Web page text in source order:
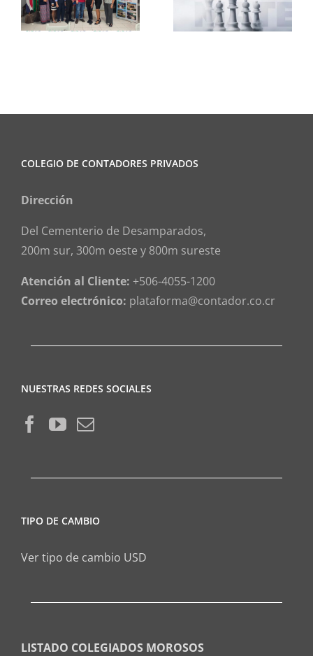
Ajedrez
Informa
COLEGIO DE CONTADORES PRIVADOS
Dirección
Del Cementerio de Desamparados,
200m sur, 300m oeste y 800m sureste
Atención al Cliente: +506-4055-1200
Correo electrónico: plataforma@contador.co.cr
NUESTRAS REDES SOCIALES
TIPO DE CAMBIO
Ver tipo de cambio USD
LISTADO COLEGIADOS MOROSOS